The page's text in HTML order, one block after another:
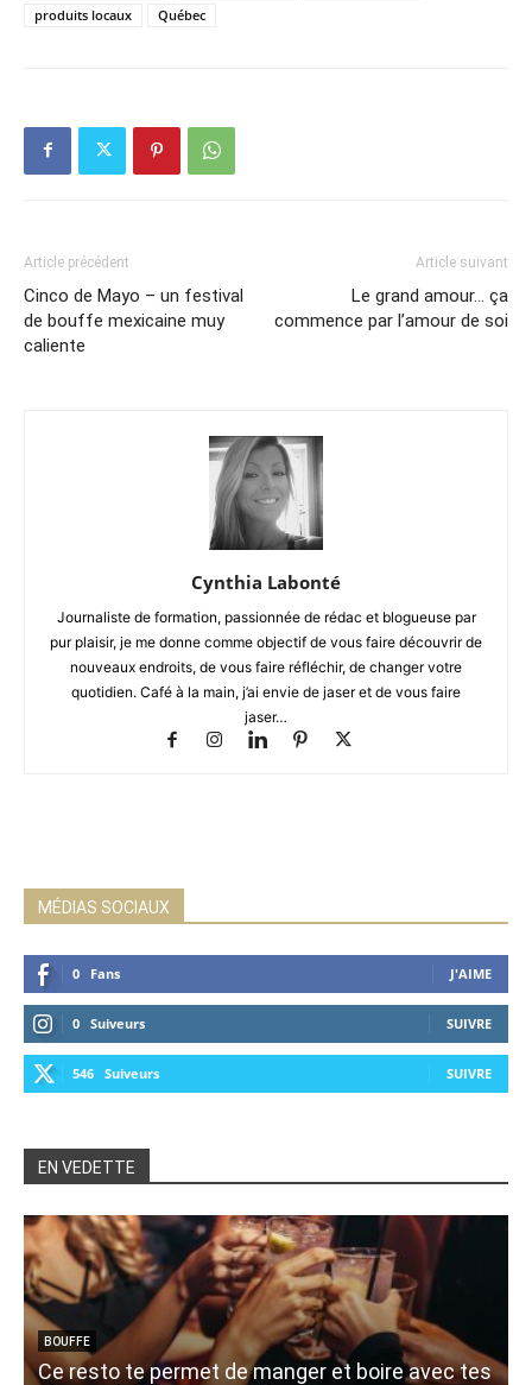
produits locaux
Québec
Article précédent
Cinco de Mayo – un festival
de bouffe mexicaine muy
caliente
Article suivant
Le grand amour… ça
commence par l’amour de soi
Cynthia Labonté
Journaliste de formation, passionnée de rédac et blogueuse par
pur plaisir, je me donne comme objectif de vous faire découvrir de
nouveaux endroits, de vous faire réfléchir, de changer votre
quotidien. Café à la main, j’ai envie de jaser et de vous faire
jaser…
MÉDIAS SOCIAUX
0 Fans J'AIME
0 Suiveurs SUIVRE
546 Suiveurs SUIVRE
EN VEDETTE
BOUFFE
Ce resto te permet de manger et boire avec tes